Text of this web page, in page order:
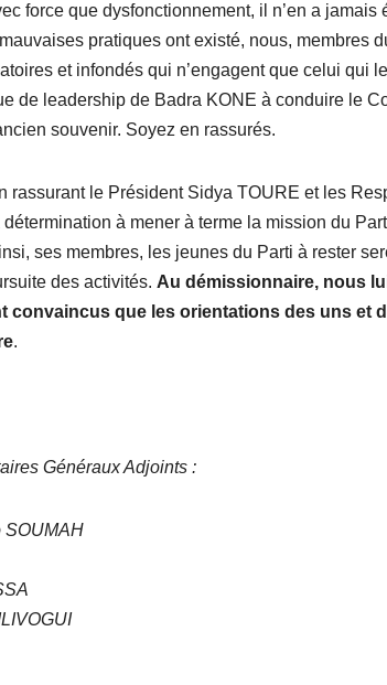
force que dysfonctionnement, il n’en a
pratiques ont existé, nous, membres
et infondés qui n’engagent que celui qui
de leadership de Badra KONE à conduire le
souvenir. Soyez en rassurés.
rassurant le Président Sidya TOURE et les
à mener à terme la mission du
ses membres, les jeunes du Parti à rester
des activités. Au démissionnaire, nous
convaincus que les orientations des uns et
.
Généraux Adjoints :
SOUMAH